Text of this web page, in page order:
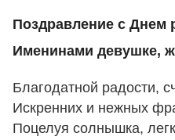
Поздравление с Днем
Именинами девушке,
Благодатной радости,
Искренних и нежных
Поцелуя солнышка,